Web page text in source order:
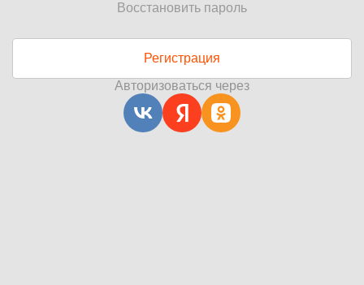
Восстановить пароль
Регистрация
Авторизоваться через